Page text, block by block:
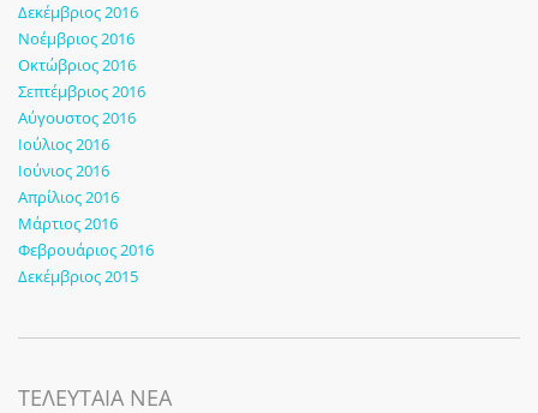
Δεκέμβριος 2016
Νοέμβριος 2016
Οκτώβριος 2016
Σεπτέμβριος 2016
Αύγουστος 2016
Ιούλιος 2016
Ιούνιος 2016
Απρίλιος 2016
Μάρτιος 2016
Φεβρουάριος 2016
Δεκέμβριος 2015
ΤΕΛΕΥΤΑΙΑ ΝΕΑ